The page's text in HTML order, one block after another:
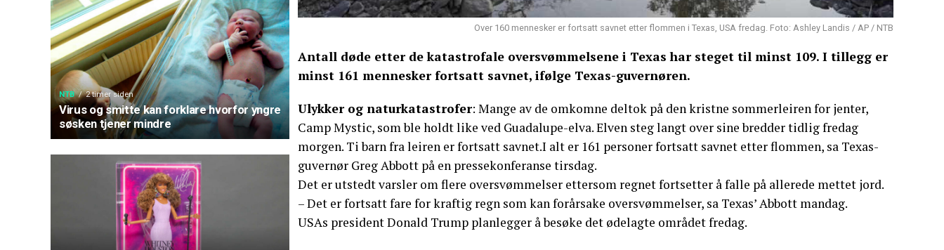
NTB 2 timer siden
Virus og smitte kan forklare hvorfor yngre
søsken tjener mindre
Over 160 mennesker er fortsatt savnet etter flommen i Texas, USA fredag. Foto: Ashley Landis / AP / NTB
Antall døde etter de katastrofale oversvømmelsene i Texas har steget til minst 109. I tillegg er
minst 161 mennesker fortsatt savnet, ifølge Texas-guvernøren.
Ulykker og naturkatastrofer: Mange av de omkomne deltok på den kristne sommerleiren for jenter,
Camp Mystic, som ble holdt like ved Guadalupe-elva. Elven steg langt over sine bredder tidlig fredag
morgen. Ti barn fra leiren er fortsatt savnet.I alt er 161 personer fortsatt savnet etter flommen, sa Texas-
guvernør Greg Abbott på en pressekonferanse tirsdag.
Det er utstedt varsler om flere oversvømmelser ettersom regnet fortsetter å falle på allerede mettet jord.
– Det er fortsatt fare for kraftig regn som kan forårsake oversvømmelser, sa Texas’ Abbott mandag.
USAs president Donald Trump planlegger å besøke det ødelagte området fredag.